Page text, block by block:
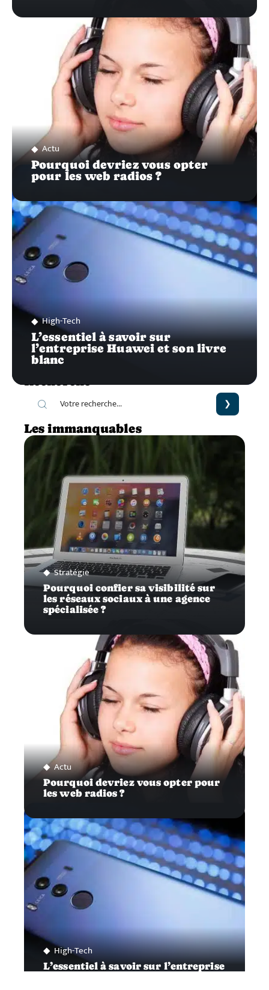
Actu
Pourquoi devriez vous opter
pour les web radios ?
High-Tech
L’essentiel à savoir sur
l’entreprise Huawei et son livre
blanc
Recherche
Les immanquables
Stratégie
Pourquoi confier sa visibilité sur
les réseaux sociaux à une agence
spécialisée ?
Actu
Pourquoi devriez vous opter pour
les web radios ?
High-Tech
L’essentiel à savoir sur l’entreprise